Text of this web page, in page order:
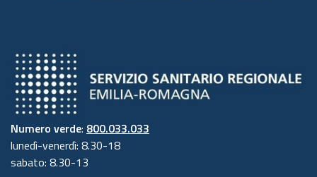
Numero verde: 800.033.033
lunedì-venerdì: 8.30-18
sabato: 8.30-13